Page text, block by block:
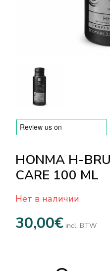
Оплата и доставка
Часто задаваемые
Контакты
HONMA H-
CARE 100 ML
Нет в наличии
30,00€ incl. BTW